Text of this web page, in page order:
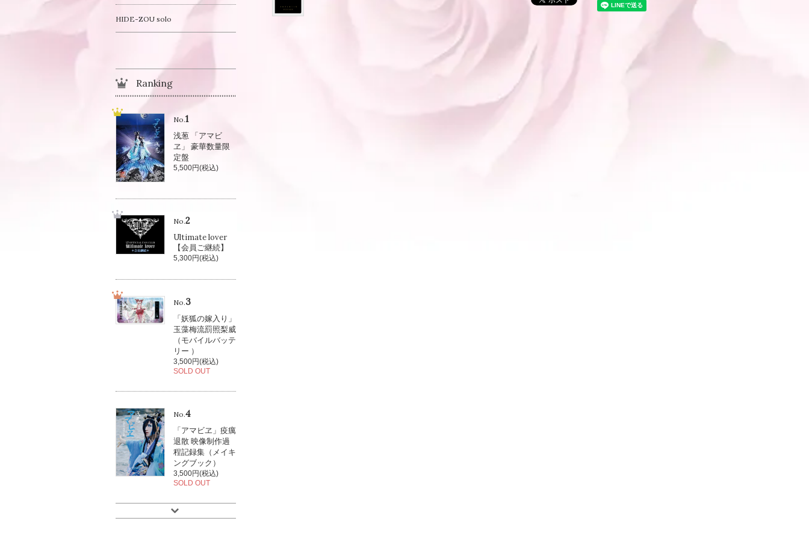
HIDE-ZOU solo
Ranking
No.1
浅葱 「アマビ
ヱ」 豪華数量限
定盤
5,500円(税込)
No.2
Ultimate lover
【会員ご継続】
5,300円(税込)
No.3
「妖狐の嫁入り」
玉藻梅流罰照梨威
（モバイルバッテ
リー ）
3,500円(税込)
SOLD OUT
No.4
「アマビヱ」疫癘
退散 映像制作過
程記録集（メイキ
ングブック）
3,500円(税込)
SOLD OUT